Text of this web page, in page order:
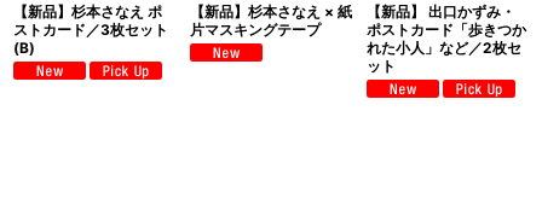
【新品】杉本さなえ ポ
ストカード／3枚セット
(B)
【新品】杉本さなえ × 紙
片マスキングテープ
【新品】 出口かずみ・
ポストカード「歩きつか
れた小人」など／2枚セ
ット